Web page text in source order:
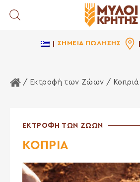
Toggle Search
ΣΗΜΕΙΑ ΠΩΛΗΣΗΣ
Αρχική Σελίδα
/ Εκτροφή των Ζώων / Κοπριά
ΕΚΤΡΟΦΗ ΤΩΝ ΖΩΩΝ
ΚΟΠΡΙΑ